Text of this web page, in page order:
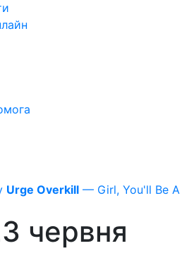
Urge Overkill — Girl, You'll Be A
червня